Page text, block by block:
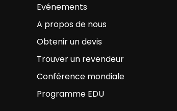
Evénements
A propos de nous
Obtenir un devis
Trouver un revendeur
Conférence mondiale
Programme EDU